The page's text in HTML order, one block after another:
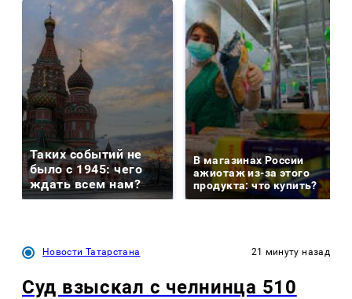
Таких событий не
было с 1945: чего
ждать всем нам?
В магазинах России
ажиотаж из-за этого
продукта: что купить?
Новости Татарстана 21 минуту назад
Суд взыскал с челнинца 510